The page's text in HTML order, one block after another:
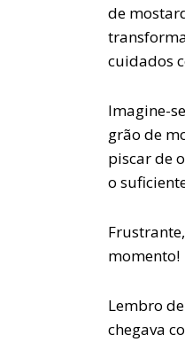
de
cuidados
Imagine-
grão de
piscar de
o
momento!
Lembro
chegava